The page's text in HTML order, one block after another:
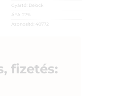
Gyártó:
Delock
ÁFA: 27%
Azonosító: 40772
fizetés: